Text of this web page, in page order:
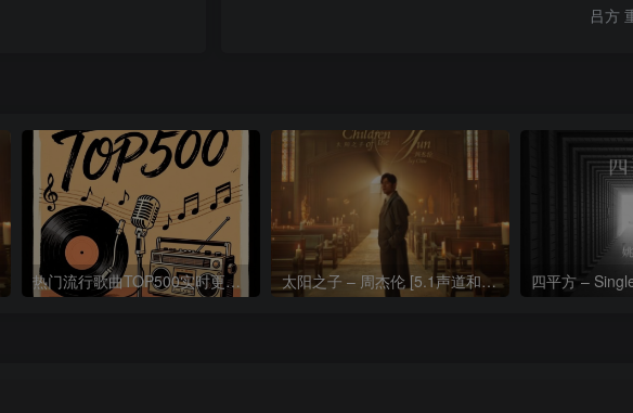
吕方
热门流行歌曲TOP500实时更新192khz/24bit【母带音质】 太阳之子 – 周杰伦 [5.1声道和192k母带] 四平方 –